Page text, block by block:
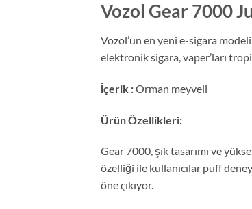
Vozol Gear 7000
Vozol’un en yeni e-sigara
elektronik sigara, vaper’ları
İçerik :Orman meyveli
Ürün Özellikleri:
Gear 7000, şık tasarımı ve
özelliği ile kullanıcılar puff
öne çıkıyor.